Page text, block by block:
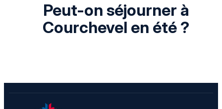
Peut-on séjourner à
Courchevel en été ?